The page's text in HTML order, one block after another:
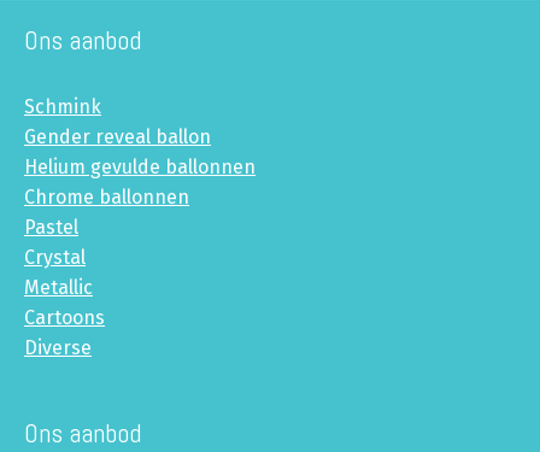
Ons aanbod
Schmink
Gender reveal ballon
Helium gevulde ballonnen
Chrome ballonnen
Pastel
Crystal
Metallic
Cartoons
Diverse
Ons aanbod